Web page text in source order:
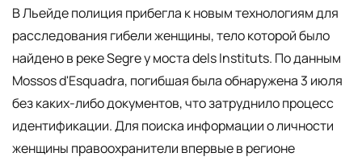
В Льейде полиция прибегла к новым технологиям для
расследования гибели женщины, тело которой было
найдено в реке Segre у моста dels Instituts. По данным
Mossos d'Esquadra, погибшая была обнаружена 3 июля
без каких-либо документов, что затруднило процесс
идентификации. Для поиска информации о личности
женщины правоохранители впервые в регионе